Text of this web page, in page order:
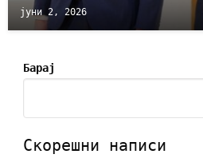
јуни 2, 2026
Барај
Скорешни написи